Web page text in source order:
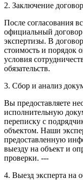
2. Заключение
После согласования
официальный договор
экспертизы. В
стоимость и порядок
условия
обязательств.
3. Сбор и анализ
Вы предоставляете
исполнительную
переписку с
объектом. Наши
предоставленную
выезду на объект и
проверки. ---
4. Выезд эксперта на